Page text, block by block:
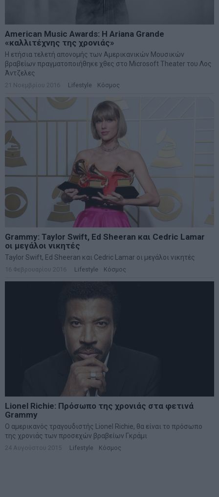
American Music Awards: Η Ariana Grande
«καλλιτέχνης της χρονιάς»
Η ετήσια τελετή απονομής των Αμερικανικών Μουσικών
βραβείων πραγματοποιήθηκε χθες στο Microsoft Theater του Λος
Άντζελες
21 Νοεμβρίου 2016 Lifestyle Κόσμος
Grammy: Taylor Swift, Ed Sheeran και Cedric Lamar
οι μεγάλοι νικητές
Taylor Swift, Ed Sheeran και Cedric Lamar οι μεγάλοι νικητές
16 Φεβρουαρίου 2016 Lifestyle Κόσμος
Lionel Richie: Πρόσωπο της χρονιάς στα φετινά
Grammy
Ο αμερικανός τραγουδιστής Lionel Richie, θα είναι το πρόσωπο
της χρονιάς των προσεχών βραβείων Γκράμι
24 Αυγούστου 2015 Lifestyle Κόσμος